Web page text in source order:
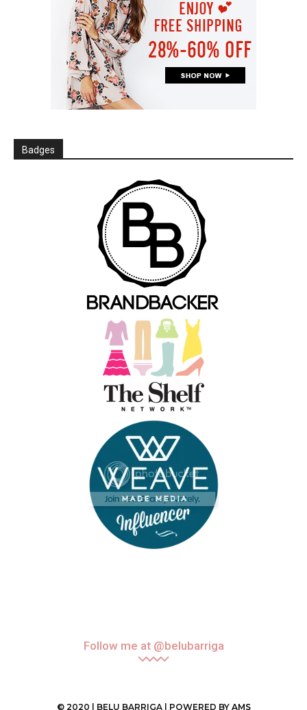
Badges
Follow me at @belubarriga
© 2020 | BELU BARRIGA | POWERED BY AMS